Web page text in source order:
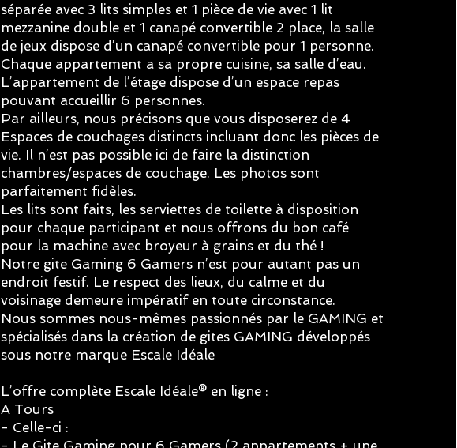
séparée avec 3 lits simples et 1 pièce de vie avec 1 lit
mezzanine double et 1 canapé convertible 2 place, la salle
de jeux dispose d’un canapé convertible pour 1 personne.
Chaque appartement a sa propre cuisine, sa salle d’eau.
L’appartement de l’étage dispose d’un espace repas
pouvant accueillir 6 personnes.
Par ailleurs, nous précisons que vous disposerez de 4
Espaces de couchages distincts incluant donc les pièces de
vie. Il n’est pas possible ici de faire la distinction
chambres/espaces de couchage. Les photos sont
parfaitement fidèles.
Les lits sont faits, les serviettes de toilette à disposition
pour chaque participant et nous offrons du bon café
pour la machine avec broyeur à grains et du thé !
Notre gite Gaming 6 Gamers n’est pour autant pas un
endroit festif. Le respect des lieux, du calme et du
voisinage demeure impératif en toute circonstance.
Nous sommes nous-mêmes passionnés par le GAMING et
spécialisés dans la création de gites GAMING développés
sous notre marque Escale Idéale
L’offre complète Escale Idéale® en ligne :
A Tours
- Celle-ci :